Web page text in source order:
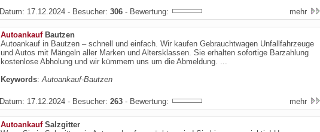
Datum: 17.12.2024 - Besucher: 306 - Bewertung: mehr
AutoankaufBautzen
Autoankauf in Bautzen – schnell und einfach. Wir kaufen Gebrauchtwagen Unfallfahrzeuge
und Autos mit Mängeln aller Marken und Altersklassen. Sie erhalten sofortige Barzahlung
kostenlose Abholung und wir kümmern uns um die Abmeldung. ...
Keywords:Autoankauf-Bautzen
Datum: 17.12.2024 - Besucher: 263 - Bewertung: mehr
AutoankaufSalzgitter